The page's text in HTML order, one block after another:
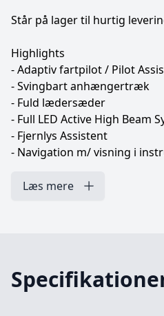
Står på lager til hurtig
Highlights
- Adaptiv fartpilot / Pilot
- Svingbart anhængertræk
- Fuld lædersæder
- Full LED Active High Beam
- Fjernlys Assistent
- Navigation m/ visning i
- Bakkamera
- 18'' Org. Alufælge
- PDC parkeringssensorer for
Læs mere